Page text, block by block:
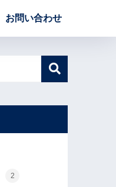
お問い合わせ
2